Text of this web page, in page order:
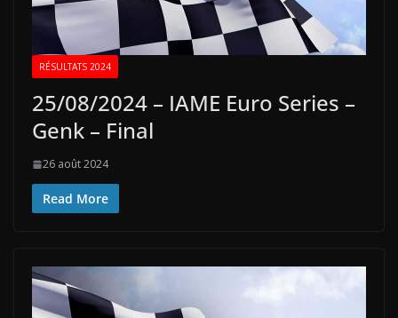
RÉSULTATS 2024
25/08/2024 – IAME Euro Series –
Genk – Final
26 août 2024
Read More